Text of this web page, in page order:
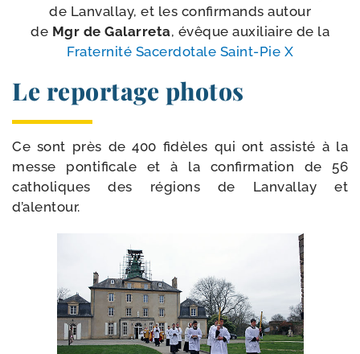
de Lanvallay, et les confir­mands autour
de Mgr de Galarreta, évêque auxi­liaire de la
Fraternité Sacerdotale Saint-​Pie X
Le reportage photos
Ce sont près de 400 fidèles qui ont assis­té à la
messe pon­ti­fi­cale et à la confir­ma­tion de 56
catho­liques des régions de Lanvallay et
d’alentour.